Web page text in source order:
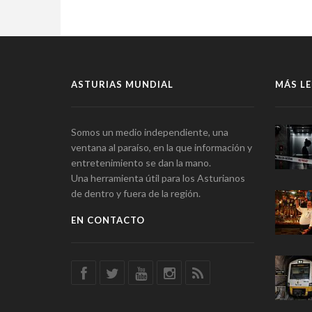
ASTURIAS MUNDIAL
Somos un medio independiente, una
ventana al paraíso, en la que información y
entretenimiento se dan la mano.
Una herramienta útil para los Asturianos
de dentro y fuera de la región.
EN CONTACTO
MÁS